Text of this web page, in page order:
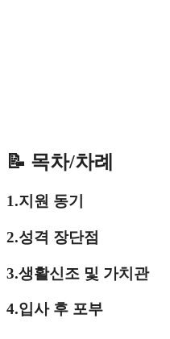
📝 목차/차례
1.지원 동기
2.성격 장단점
3.생활신조 및 가치관
4.입사 후 포부